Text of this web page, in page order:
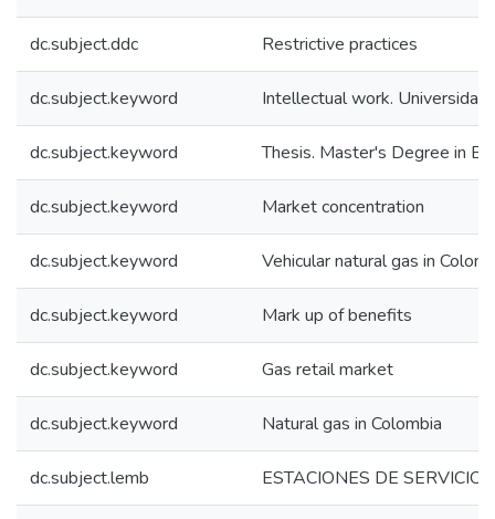
dc.subject.ddc Restrictive practices
dc.subject.keyword Intellectual work. Universidad
dc.subject.keyword Thesis. Master's Degree in
dc.subject.keyword Market concentration
dc.subject.keyword Vehicular natural gas in
dc.subject.keyword Mark up of benefits
dc.subject.keyword Gas retail market
dc.subject.keyword Natural gas in Colombia
dc.subject.lemb ESTACIONES DE SERVICIO